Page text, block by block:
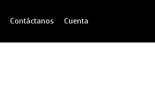
Contáctanos Cuenta